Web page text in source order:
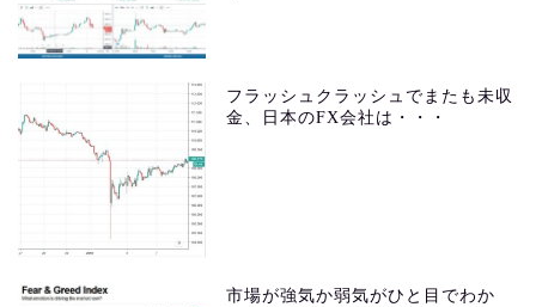
フラッシュクラッシュでまたも未収
金、日本のFX会社は・・・
市場が強気か弱気がひと目でわか